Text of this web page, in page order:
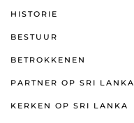
HISTORIE
BESTUUR
BETROKKENEN
PARTNER OP SRI LANKA
KERKEN OP SRI LANKA